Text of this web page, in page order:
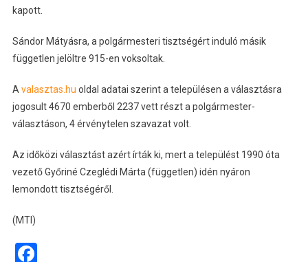
kapott.
Sándor Mátyásra, a polgármesteri tisztségért induló másik
független jelöltre 915-en voksoltak.
Avalasztas.hu oldal adatai szerint a településen a választásra
jogosult 4670 emberből 2237 vett részt a polgármester-
választáson, 4 érvénytelen szavazat volt.
Az időközi választást azért írták ki, mert a települést 1990 óta
vezető Győriné Czeglédi Márta (független) idén nyáron
lemondott tisztségéről.
(MTI)
Facebook